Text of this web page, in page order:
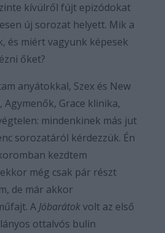
kívülről fújt epizódokat
új sorozat helyett. Mik a
és miért vagyunk képesek
őket?
anyátokkal, Szex és New
Grace klinika,
mindenkinek más jut
sorozatáról kérdezzük. Én
kezdtem
még csak pár részt
de már akkor
A Jóbarátokvolt az első
ottalvós bulin